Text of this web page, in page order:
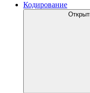
Кодирование